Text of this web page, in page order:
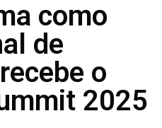
como
de
o
2025